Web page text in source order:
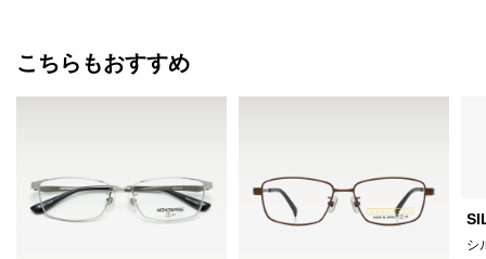
こちらもおすすめ
シ